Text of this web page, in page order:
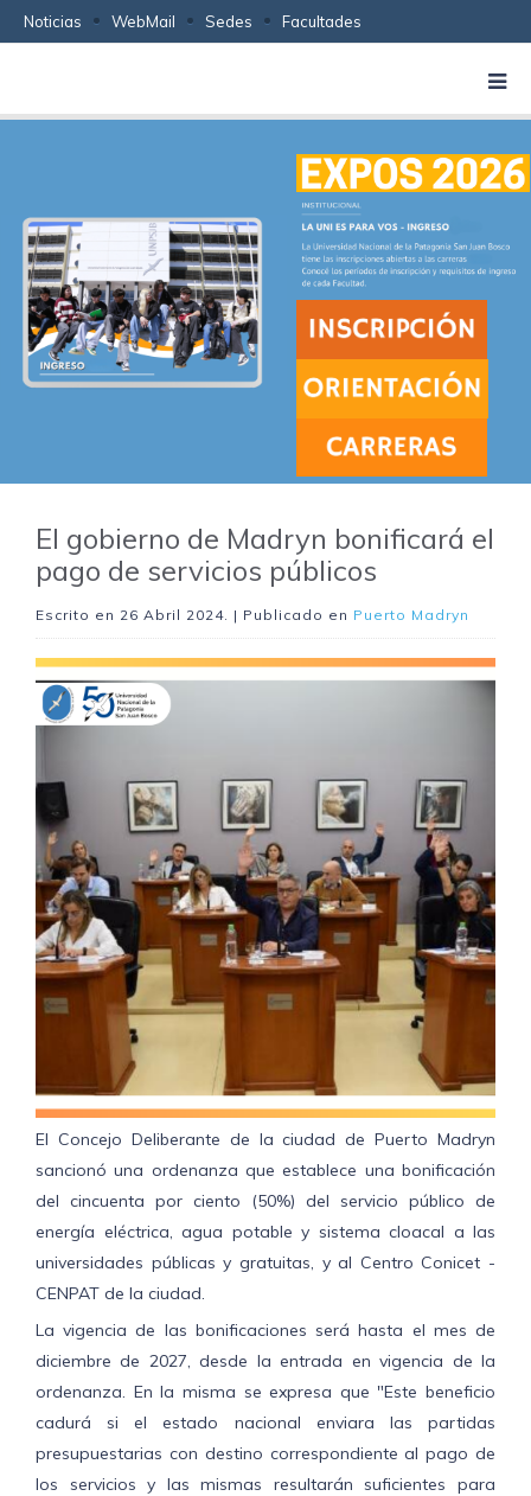
Noticias WebMail Sedes Facultades
El gobierno de Madryn bonificará el
pago de servicios públicos
Escrito en 26 Abril 2024. | Publicado en Puerto Madryn
El Concejo Deliberante de la ciudad de Puerto Madryn
sancionó una ordenanza que establece una bonificación
del cincuenta por ciento (50%) del servicio público de
energía eléctrica, agua potable y sistema cloacal a las
universidades públicas y gratuitas, y al Centro Conicet -
CENPAT de la ciudad.
La vigencia de las bonificaciones será hasta el mes de
diciembre de 2027, desde la entrada en vigencia de la
ordenanza. En la misma se expresa que "Este beneficio
cadurá si el estado nacional enviara las partidas
presupuestarias con destino correspondiente al pago de
los servicios y las mismas resultarán suficientes para